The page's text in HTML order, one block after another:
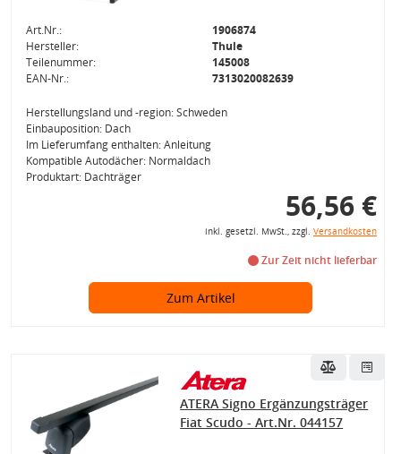
Art.Nr.:
1906874
Hersteller:
Thule
Teilenummer:
145008
EAN-Nr.:
7313020082639
Herstellungsland und -region: Schweden
Einbauposition: Dach
Im Lieferumfang enthalten: Anleitung
Kompatible Autodächer: Normaldach
Produktart: Dachträger
56,56 €
inkl. gesetzl. MwSt., zzgl. Versandkosten
Zur Zeit nicht lieferbar
Zum Artikel
ATERA Signo Ergänzungsträger
Fiat Scudo - Art.Nr. 044157